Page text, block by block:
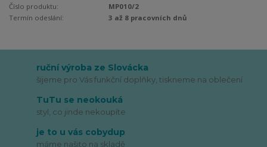
Číslo produktu:
MP010/2
Termín odeslání:
3 až 8 pracovních dnů
ruční výroba ze Slovácka
šijeme pro Vás funkční doplňky, tiskneme na oblečení
TuTu se neokouká
styl, co jinde nekoupíte
je to u vás cobydup
máme našito na skladě